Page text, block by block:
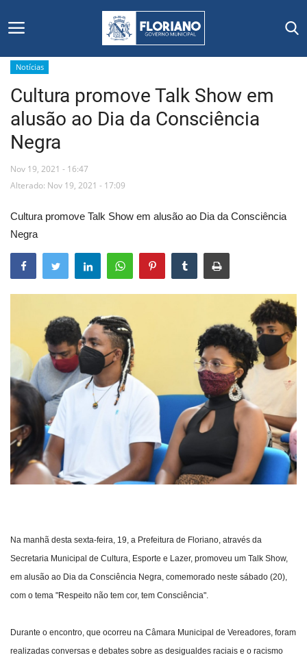
Início
Editais
Floriano
Mural de Licitações
Notícias
Webmail
Contato
Notícias
Cultura promove Talk Show em
alusão ao Dia da Consciência
Negra
Nov 19, 2021 - 16:47
Alterado: Nov 19, 2021 - 17:09
Cultura promove Talk Show em alusão ao Dia da Consciência
Negra
Na manhã desta sexta-feira, 19, a Prefeitura de Floriano, através da
Secretaria Municipal de Cultura, Esporte e Lazer, promoveu um Talk Show,
em alusão ao Dia da Consciência Negra, comemorado neste sábado (20),
com o tema "Respeito não tem cor, tem Consciência".
Durante o encontro, que ocorreu na Câmara Municipal de Vereadores, foram
realizadas conversas e debates sobre as desigualdes raciais e o racismo